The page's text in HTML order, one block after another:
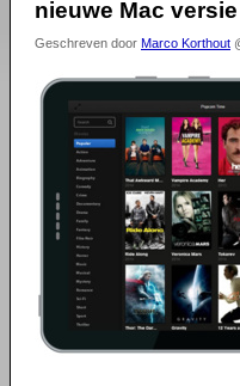
nieuwe Mac versie
Geschreven door Marco Korthout